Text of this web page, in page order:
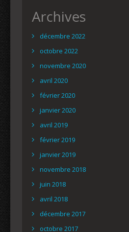
Archives
décembre 2022
octobre 2022
novembre 2020
avril 2020
février 2020
janvier 2020
avril 2019
février 2019
janvier 2019
novembre 2018
juin 2018
avril 2018
décembre 2017
octobre 2017